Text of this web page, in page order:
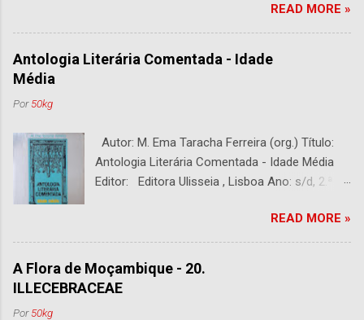
READ MORE »
Antologia Literária Comentada - Idade
Média
Por50kg
Autor: M. Ema Taracha Ferreira (org.) Título:
Antologia Literária Comentada - Idade Média
Editor: Editora Ulisseia , Lisboa Ano: s/d, 2.ª
Com alguns sublinhados a lapiseira. Usado.
Com 252 páginas.
READ MORE »
A Flora de Moçambique - 20.
ILLECEBRACEAE
Por50kg